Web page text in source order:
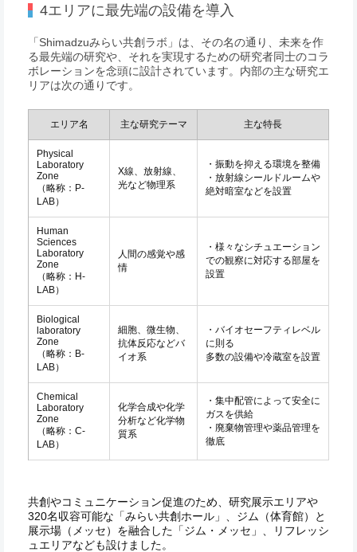
4エリアに最先端の設備を導入
「Shimadzuみらい共創ラボ」は、その名の通り、未来を作
る最先端の研究や、それを実現するための研究者同士のコラ
ボレーションを念頭に設計されています。内部の主な研究エ
リアは次の通りです。
エリア名 主な研究テーマ 主な特長
Physical
Laboratory
Zone
（略称：P-
LAB）
X線、放射線、
光など物理系
・振動を抑える環境を整備
・放射線シールドルームや
絶対暗室などを設置
Human
Sciences
Laboratory
Zone
（略称：H-
LAB）
人間の感覚や感
情
・様々なシチュエーション
での観察に対応する部屋を
設置
Biological
laboratory
Zone
（略称：B-
LAB）
細胞、微生物、
抗体反応などバ
イオ系
・バイオセーフティレベル
に則る
多数の設備や冷蔵室を設置
Chemical
Laboratory
Zone
（略称：C-
LAB）
化学合成や化学
分析など化学物
質系
・集中配管によって安全に
ガスを供給
・廃棄物管理や薬品管理を
徹底
共創やコミュニケーション促進のため、研究展示エリアや
320名収容可能な「みらい共創ホール」、ジム（体育館）と
展示場（メッセ）を融合した「ジム・メッセ」、リフレッシ
ュエリアなども設けました。